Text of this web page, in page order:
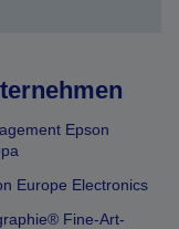
Epson
Europe Electronics
Fine-Art-